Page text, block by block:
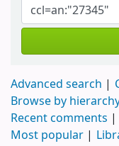
Advanced search
Browse by
Recent comments
Most popular